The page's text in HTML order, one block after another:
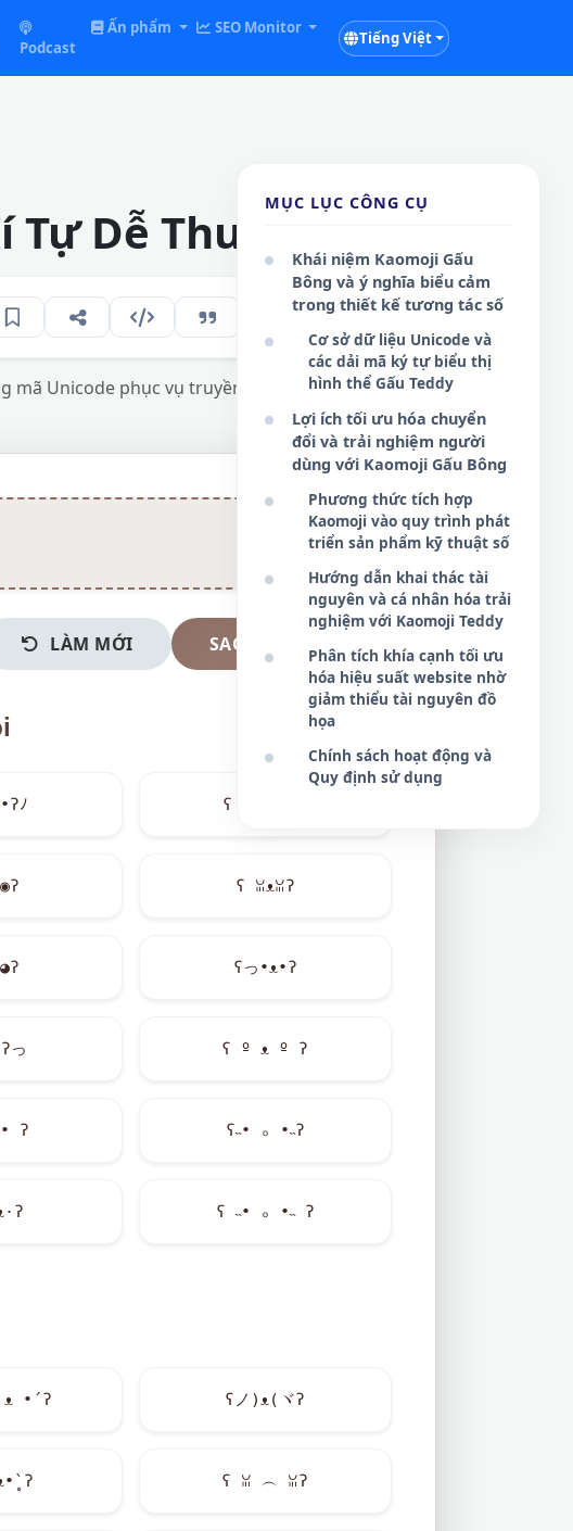
Podcast
Ấn phẩm SEO Monitor
Tiếng Việt
Tự Dễ Thương
137
mã Unicode phục vụ truyền thông kĩ thuật số.
LÀM MỚI SAO CHÉP NGAY
ﾉ ʕ ﾟ ▽ ﾟ ʔ
ʕ ꈍᴥꈍʔ
ʕっ•ᴥ•ʔ
っ ʕ º ᴥ º ʔ
ʔ ʕ˵• ₒ •˵ʔ
ʕ ˵• ₒ •˵ ʔ
•´ʔ ʕノ)ᴥ(ヾʔ
ʕ ꈍ ︵ ꈍʔ
MỤC LỤC CÔNG CỤ
Khái niệm Kaomoji Gấu
Bông và ý nghĩa biểu cảm
trong thiết kế tương tác số
Cơ sở dữ liệu Unicode và
các dải mã ký tự biểu thị
hình thể Gấu Teddy
Lợi ích tối ưu hóa chuyển
đổi và trải nghiệm người
dùng với Kaomoji Gấu Bông
Phương thức tích hợp
Kaomoji vào quy trình phát
triển sản phẩm kỹ thuật số
Hướng dẫn khai thác tài
nguyên và cá nhân hóa trải
nghiệm với Kaomoji Teddy
Phân tích khía cạnh tối ưu
hóa hiệu suất website nhờ
giảm thiểu tài nguyên đồ
họa
Chính sách hoạt động và
Quy định sử dụng